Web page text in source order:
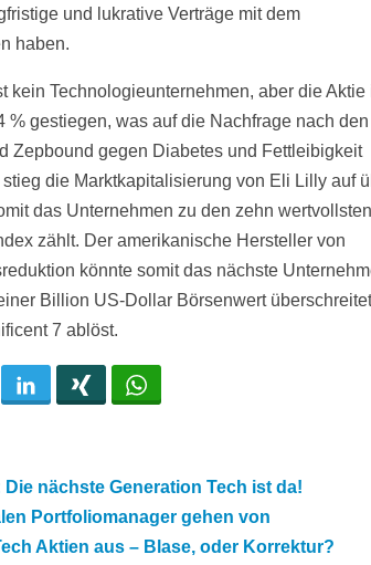
und lukrative Verträge mit dem
haben.
kein Technologieunternehmen, aber die Aktie
% gestiegen, was auf die Nachfrage nach den
Zepbound gegen Diabetes und Fettleibigkeit
die Marktkapitalisierung von Eli Lilly auf
das Unternehmen zu den zehn wertvollsten
zählt. Der amerikanische Hersteller von
könnte somit das nächste
Billion US-Dollar Börsenwert überschreitet
7 ablöst.
LinkedIn
nächste Generation Tech ist da!
Portfoliomanager gehen von
Aktien aus – Blase, oder Korrektur?